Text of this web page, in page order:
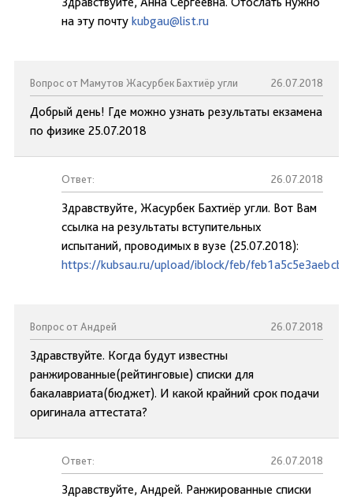
на эту почту kubgau@list.ru
Вопрос от Мамутов Жасурбек Бахтиёр угли 26.07.2018
Добрый день! Где можно узнать результаты екзамена
по физике 25.07.2018
Ответ: 26.07.2018
Здравствуйте, Жасурбек Бахтиёр угли. Вот Вам
ссылка на результаты вступительных
испытаний, проводимых в вузе (25.07.2018):
https://kubsau.ru/upload/iblock/feb/
Вопрос от Андрей 26.07.2018
Здравствуйте. Когда будут известны
ранжированные(рейтинговые) списки для
бакалавриата(бюджет). И какой крайний срок подачи
оригинала аттестата?
Ответ: 26.07.2018
Здравствуйте, Андрей. Ранжированные списки